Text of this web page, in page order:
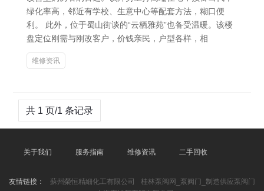
绿化率高，邻近有学校、生意中心等配套方法，糊口便
利。 此外，位于蜀山街谈的“云栖雅苑”也备受温暖。该楼
盘定位刚需与刚改客户，价钱亲民，户型各样，相
维修资讯
共 1 页/1 条记录
关于我们 服务指南 维修资讯 二手回收
友情链接： 蘇州榮恒精細化工有限公司
桂林泵阀网_泵阀门_制造供应泵阀门